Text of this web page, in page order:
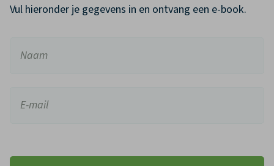
Vul hieronder je gegevens in en ontvang een e-book.